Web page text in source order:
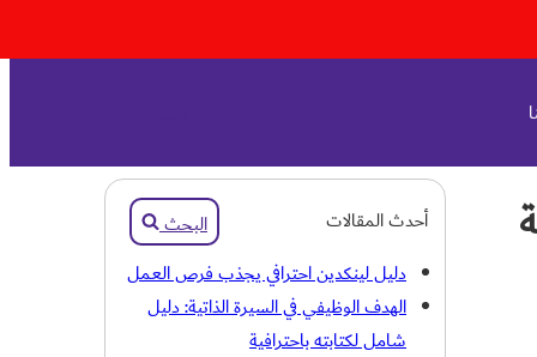
البحث
أحدث المقالات
دليل لينكدين احترافي يجذب فرص العمل
الهدف الوظيفي في السيرة الذاتية: دليل
شامل لكتابته باحترافية